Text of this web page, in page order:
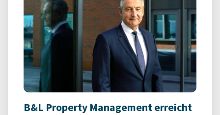
B&L Property Management erreicht